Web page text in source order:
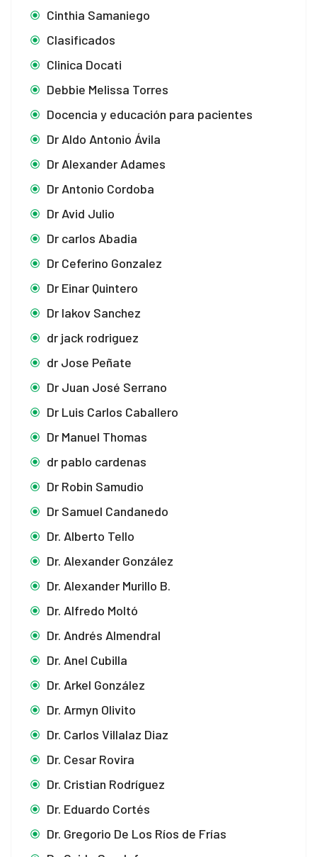
Cinthia Samaniego
Clasificados
Clinica Docati
Debbie Melissa Torres
Docencia y educación para pacientes
Dr Aldo Antonio Ávila
Dr Alexander Adames
Dr Antonio Cordoba
Dr Avid Julio
Dr carlos Abadia
Dr Ceferino Gonzalez
Dr Einar Quintero
Dr Iakov Sanchez
dr jack rodriguez
dr Jose Peñate
Dr Juan José Serrano
Dr Luis Carlos Caballero
Dr Manuel Thomas
dr pablo cardenas
Dr Robin Samudio
Dr Samuel Candanedo
Dr. Alberto Tello
Dr. Alexander González
Dr. Alexander Murillo B.
Dr. Alfredo Moltó
Dr. Andrés Almendral
Dr. Anel Cubilla
Dr. Arkel González
Dr. Armyn Olivito
Dr. Carlos Villalaz Diaz
Dr. Cesar Rovira
Dr. Cristian Rodríguez
Dr. Eduardo Cortés
Dr. Gregorio De Los Ríos de Frías